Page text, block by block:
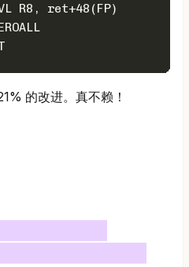
R8, ret+48(FP)
的改进。真不赖！